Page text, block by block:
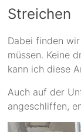
Streichen
Dabei finden
müssen. Keine
kann ich diese
Auch auf der
angeschliffen,